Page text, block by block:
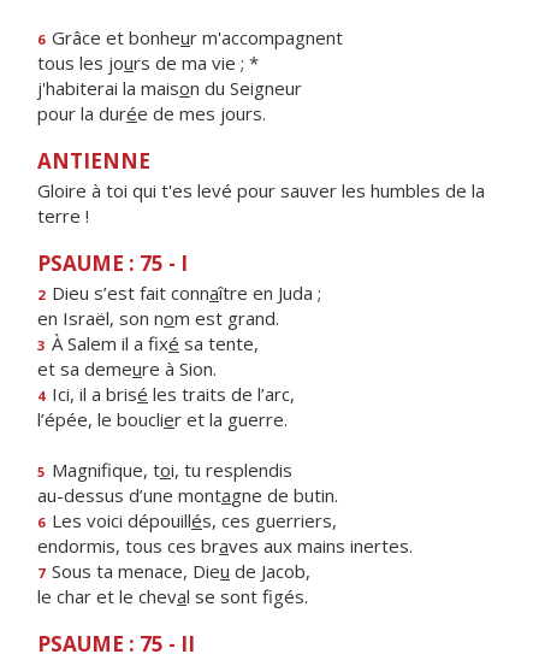
6 Grâce et bonheur m'accompagnent
tous les jours de ma vie ; *
j'habiterai la maison du Seigneur
pour la durée de mes jours.
ANTIENNE
Gloire à toi qui t'es levé pour sauver les humbles de la
terre !
PSAUME : 75 - I
2 Dieu s’est fait connaître en Juda ;
en Israël, son nom est grand.
3 À Salem il a fixé sa tente,
et sa demeure à Sion.
4 Ici, il a brisé les traits de l’arc,
l’épée, le bouclier et la guerre.
5 Magnifique, toi, tu resplendis
au-dessus d’une montagne de butin.
6 Les voici dépouillés, ces guerriers,
endormis, tous ces braves aux mains inertes.
7 Sous ta menace, Dieu de Jacob,
le char et le cheval se sont figés.
PSAUME : 75 - II